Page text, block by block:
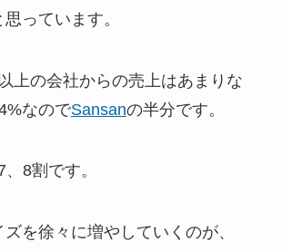
っています。
上の会社からの売上はあまりな
なのでSansanの半分です。
8割です。
を徐々に増やしていくのが、